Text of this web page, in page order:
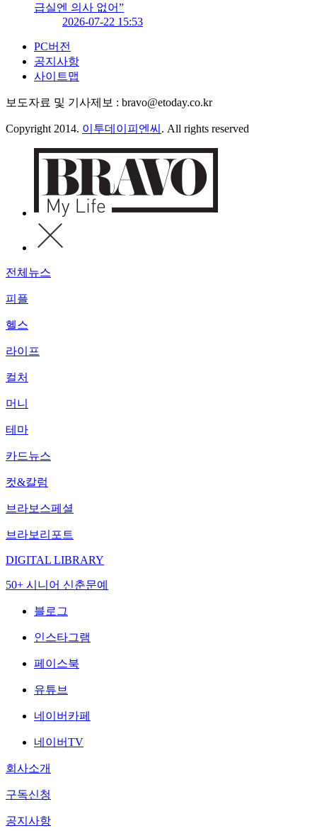
급실엔 의사 없어”
2026-07-22 15:53
PC버전
공지사항
사이트맵
보도자료 및 기사제보 : bravo@etoday.co.kr
Copyright 2014. 이투데이피엔씨 . All rights reserved
전체뉴스
피플
헬스
라이프
컬처
머니
테마
카드뉴스
컷&칼럼
브라보스페셜
브라보리포트
DIGITAL LIBRARY
50+ 시니어 신춘문예
블로그
인스타그램
페이스북
유튜브
네이버카페
네이버TV
회사소개
구독신청
공지사항